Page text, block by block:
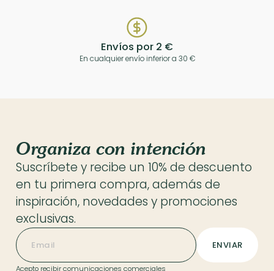
Envíos por 2 €
En cualquier envío inferior a 30 €
Organiza con intención
Suscríbete y recibe un 10% de descuento
en tu primera compra, además de
inspiración, novedades y promociones
exclusivas.
Acepto recibir comunicaciones comerciales